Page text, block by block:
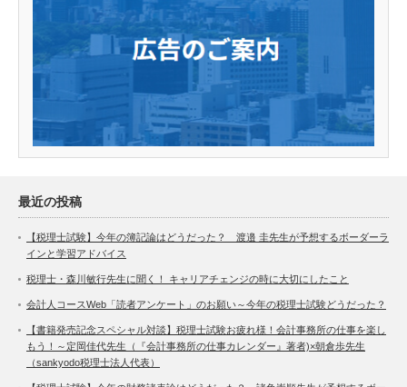
最近の投稿
【税理士試験】今年の簿記論はどうだった？ 渡邉 圭先生が予想するボーダーラ
インと学習アドバイス
税理士・森川敏行先生に聞く！ キャリアチェンジの時に大切にしたこと
会計人コースWeb「読者アンケート」のお願い～今年の税理士試験どうだった？
【書籍発売記念スペシャル対談】税理士試験お疲れ様！会計事務所の仕事を楽し
もう！～定岡佳代先生（『会計事務所の仕事カレンダー』著者)×朝倉歩先生
（sankyodo税理士法人代表）